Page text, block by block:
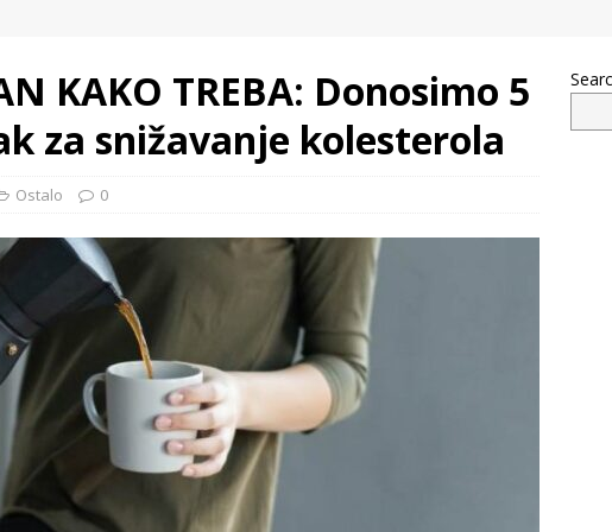
KAKO TREBA: Donosimo 5
za snižavanje kolesterola
Ostalo 0